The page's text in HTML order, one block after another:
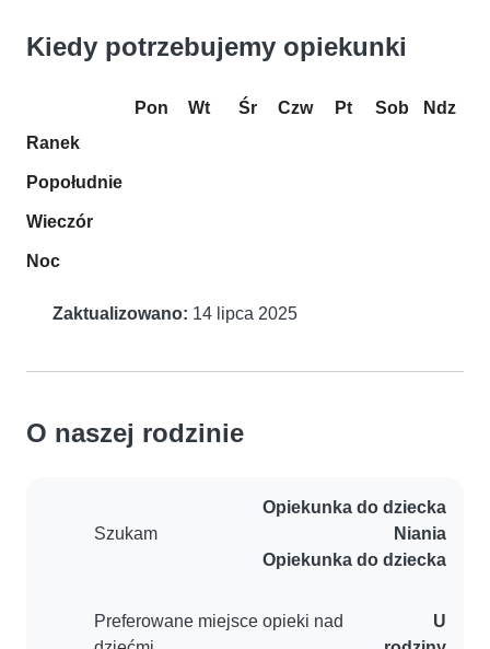
Kiedy potrzebujemy opiekunki
Pon Wt Śr Czw Pt Sob
Ndz
Ranek
Popołudnie
Wieczór
Noc
Zaktualizowano: 14 lipca 2025
O naszej rodzinie
Szukam
Opiekunka do dziecka
Niania
Opiekunka do dziecka
Preferowane miejsce opieki nad
U